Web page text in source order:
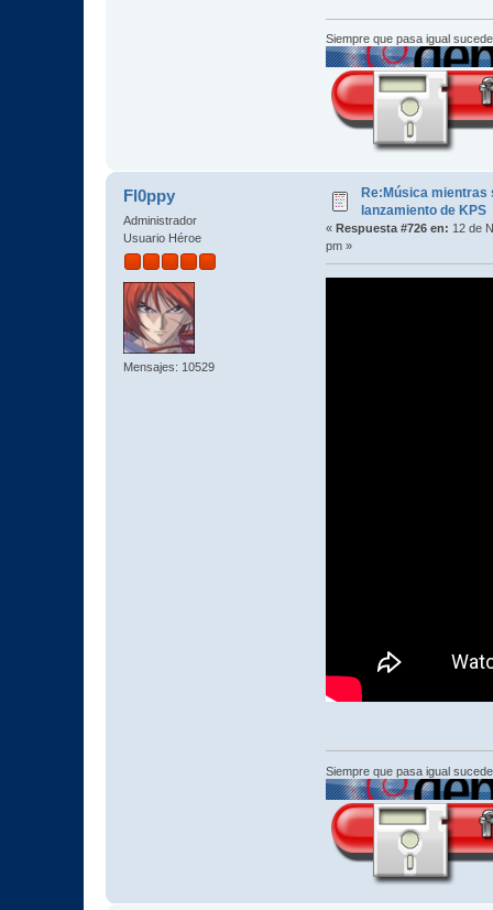
Siempre que pasa igual
Fl0ppy
Administrador
Usuario Héroe
Mensajes: 10529
Re:Música mientras
lanzamiento de KPS
« Respuesta #726 en: 12 de
pm »
Siempre que pasa igual